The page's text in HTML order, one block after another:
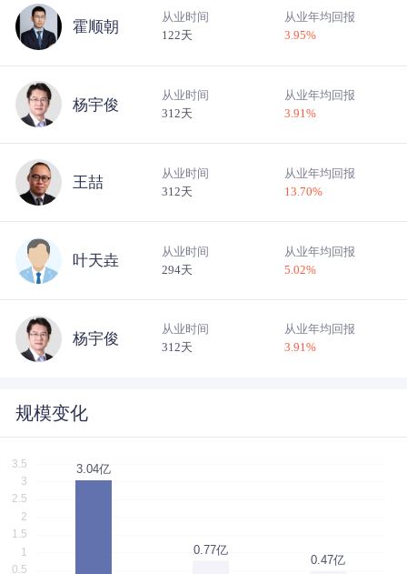
霍顺朝
从业时间
122天
从业年均回报
3.95%
杨宇俊
从业时间
312天
从业年均回报
3.91%
王喆
从业时间
312天
从业年均回报
13.70%
叶天垚
从业时间
294天
从业年均回报
5.02%
杨宇俊
从业时间
312天
从业年均回报
3.91%
规模变化